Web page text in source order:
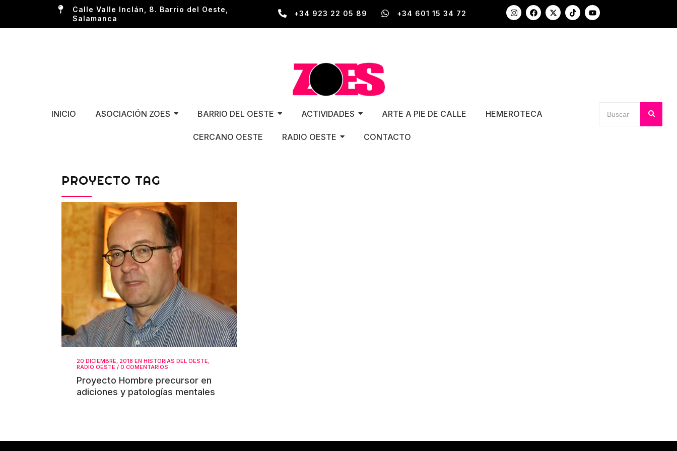
Calle Valle Inclán, 8. Barrio del Oeste,
Salamanca
+34 923 22 05 89 +34 601 15 34 72
INICIO ASOCIACIÓN ZOES BARRIO DEL OESTE ACTIVIDADES ARTE A PIE DE CALLE HEMEROTECA
CERCANO OESTE RADIO OESTE CONTACTO
PROYECTO TAG
20 DICIEMBRE, 2018 EN HISTORIAS DEL OESTE
RADIO OESTE / 0 COMENTARIOS
Proyecto Hombre precursor en
adiciones y patologías mentales